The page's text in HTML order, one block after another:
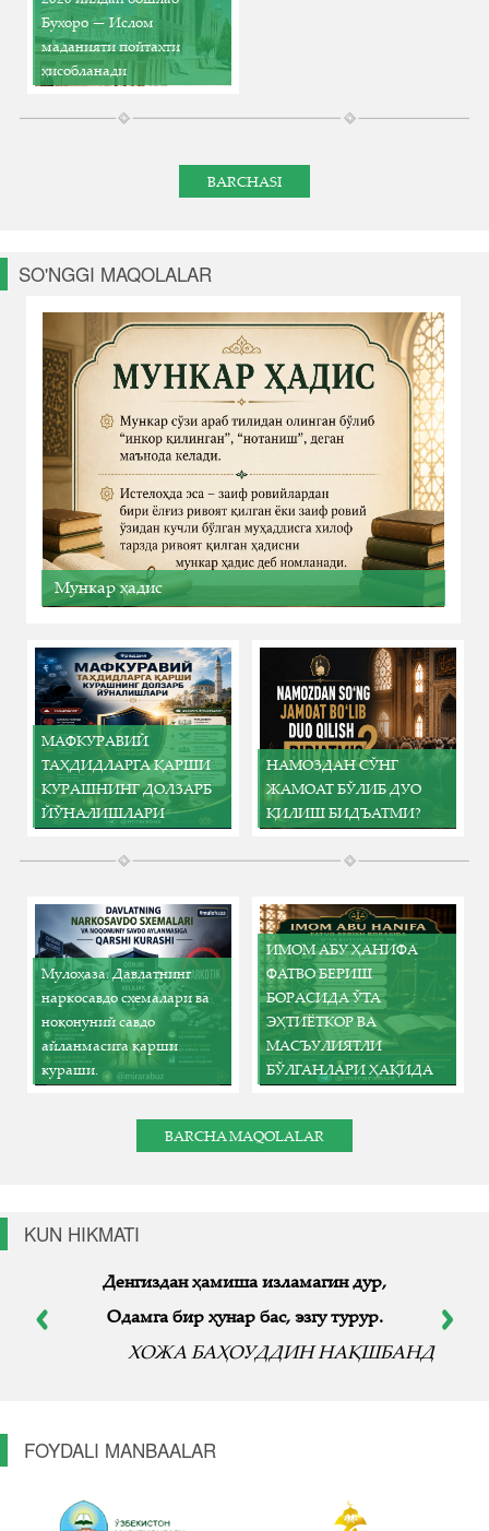
Бухоро — Ислом
маданияти пойтахти
ҳисобланади
BARCHASI
SO'NGGI MAQOLALAR
Мункар ҳадис
МАФКУРАВИЙ
ТАҲДИДЛАРГА ҚАРШИ
КУРАШНИНГ ДОЛЗАРБ
ЙЎНАЛИШЛАРИ
НАМОЗДАН СЎНГ
ЖАМОАТ БЎЛИБ ДУО
ҚИЛИШ БИДЪАТМИ?
Мулоҳаза. ​Давлатнинг
наркосавдо схемалари ва
ноқонуний савдо
айланмасига қарши
кураши.
ИМОМ АБУ ҲАНИФА
ФАТВО БЕРИШ
БОРАСИДА ЎТА
ЭҲТИЁТКОР ВА
МАСЪУЛИЯТЛИ
БЎЛГАНЛАРИ ҲАҚИДА
BARCHA MAQOLALAR
KUN HIKMATI
Одамларга чиройли муомала қил, халқ билан
тортишма.